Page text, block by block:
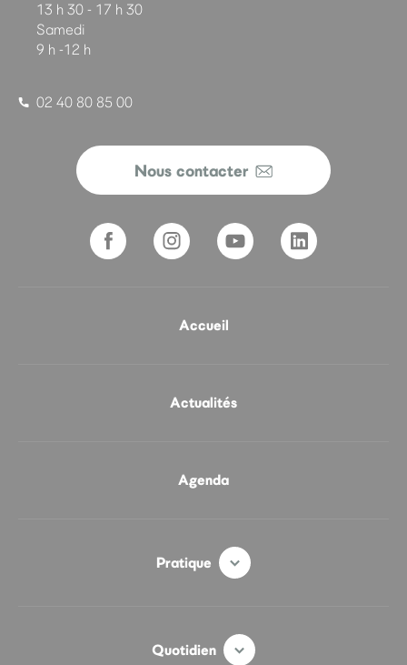
13 h 30 - 17 h 30
Samedi
9 h -12 h
02 40 80 85 00
Nous contacter
Accueil
Actualités
Agenda
Pratique
Quotidien